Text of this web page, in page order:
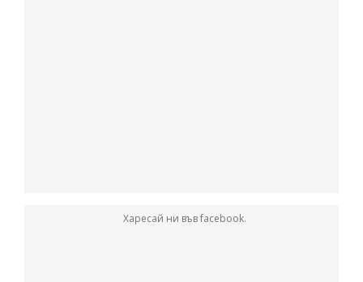
Харесай ни във facebook.